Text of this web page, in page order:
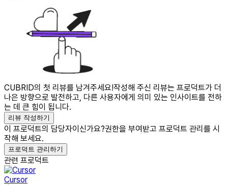
CUBRID의 첫 리뷰를 남겨주세요!작성해 주신 리뷰는 프로덕트가 더
나은 방향으로 발전하고, 다른 사용자에게 의미 있는 인사이트를 전하
는 데 큰 힘이 됩니다.
리뷰 작성하기
이 프로덕트의 담당자이신가요?권한을 부여받고 프로덕트 관리를 시
작해 보세요.
프로덕트 관리하기
관련 프로덕트
Cursor